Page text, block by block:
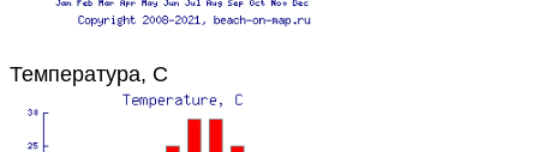
Температура, C